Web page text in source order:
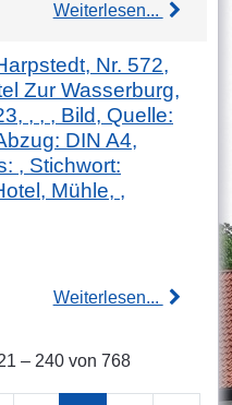
Weiterlesen...
Nr. 572,
Zur Wasserburg,
, , , Bild, Quelle:
DIN A4,
, Stichwort:
Mühle, ,
Weiterlesen...
– 240 von 768